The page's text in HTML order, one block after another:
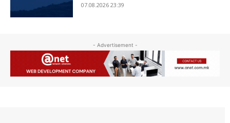
07.08.2026 23:39
- Advertisement -